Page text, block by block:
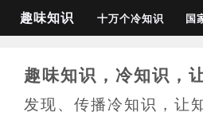
趣味知识 十万个冷知识 国
趣味知识，冷知识，
发现、传播冷知识，让